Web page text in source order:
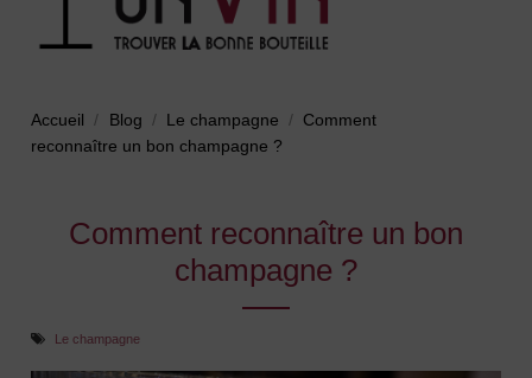
Accueil Blog Le champagne
Comment
reconnaître un bon champagne ?
Comment reconnaître un bon
champagne ?
Le champagne